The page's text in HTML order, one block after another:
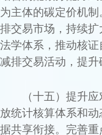
为主体的碳定价机
排交易市场，持续
法学体系，推动核
减排交易活动，提升
（十五）提升
放统计核算体系和
据共享衔接。完善